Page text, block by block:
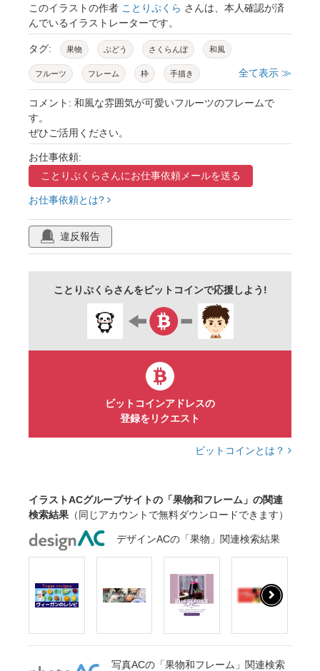
このイラストの作者 ことりぷくら さんは、本人確認が済
んでいるイラストレーターです。
タグ: 果物 ぶどう さくらんぼ 和風
フルーツ フレーム 枠 手描き
平仮名 可愛い
全て表示 ≫
コメント: 和風な雰囲気が可愛いフルーツのフレームで
す。
ぜひご活用ください。
お仕事依頼:
ことりぷくらさんにお仕事依頼メールを送る
お仕事依頼とは?
違反報告
ことりぷくらさんをビットコインで応援しよう!
ビットコインアドレスの
登録をリクエスト
ビットコインとは？
イラストACグループサイトの「果物和フレーム」の関連
検索結果 （同じアカウントで無料ダウンロードできます）
デザインACの「果物」関連検索結果
写真ACの「果物和フレーム」関連検索